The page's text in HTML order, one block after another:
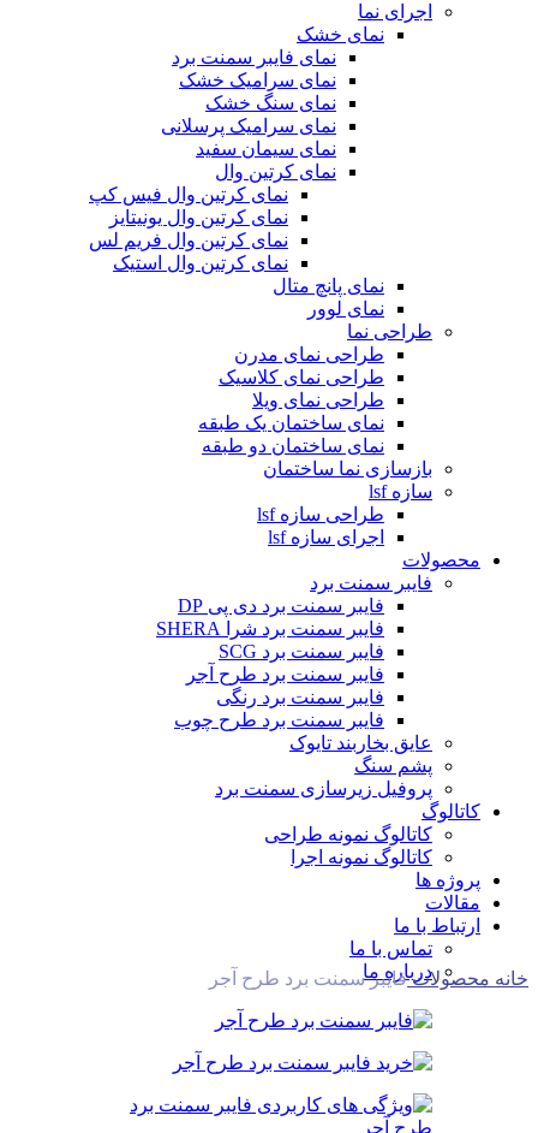
اجرای نما
نمای خشک
نمای فایبر سمنت برد
نمای سرامیک خشک
نمای سنگ خشک
نمای سرامیک پرسلانی
نمای سیمان سفید
نمای کرتین وال
نمای کرتین وال فیس کپ
نمای کرتین وال یونیتایز
نمای کرتین وال فریم لس
نمای کرتین وال استیک
نمای پانچ متال
نمای لوور
طراحی نما
طراحی نمای مدرن
طراحی نمای کلاسیک
طراحی نمای ویلا
نمای ساختمان یک طبقه
نمای ساختمان دو طبقه
بازسازی نما ساختمان
سازه lsf
طراحی سازه lsf
اجرای سازه lsf
محصولات
فایبر سمنت برد
فایبر سمنت برد دی پی DP
فایبر سمنت برد شرا SHERA
فایبر سمنت برد SCG
فایبر سمنت برد طرح آجر
فایبر سمنت برد رنگی
فایبر سمنت برد طرح چوب
عایق بخاربند تایوک
پشم سنگ
پروفیل زیرسازی سمنت برد
کاتالوگ
کاتالوگ نمونه طراحی
کاتالوگ نمونه اجرا
پروژه ها
مقالات
ارتباط با ما
تماس با ما
درباره ما
خانه محصولاتفایبر سمنت برد طرح آجر